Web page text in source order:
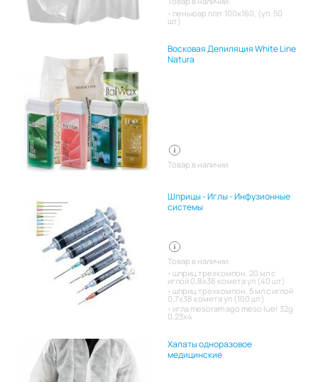
пеньюар п/эт 100х160, (уп. 50
шт)
Восковая Депиляция White Line
Natura
Товар в наличии
Шприцы - Иглы - Инфузионные
системы
Товар в наличии:
шприц трехкомпон. 20 мл с
иглой 0,8х38 комета уп (40 шт)
шприц трехкомпон. 5 мл с иглой
0,7х38 комета уп (100 шт)
игла mesoram ago meso luer 32g
0,23x4
Халаты одноразовое
медицинские